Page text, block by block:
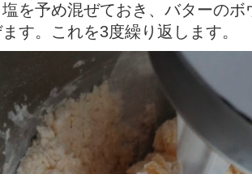
を予め混ぜておき、バターの
す。これを3度繰り返します。